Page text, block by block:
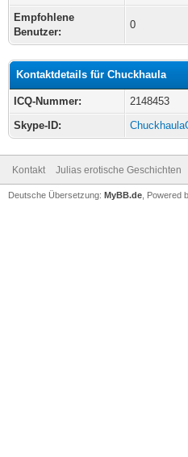
Empfohlene
Benutzer:
0
Kontaktdetails für Chuckhaula
ICQ-Nummer:
2148453
Skype-ID:
Kontakt Julias erotische Geschichten
Deutsche Übersetzung: MyBB.de , Powered